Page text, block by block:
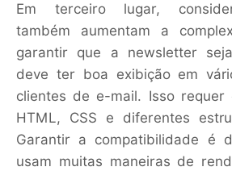
Em terceiro lugar,
também aumentam a
garantir que a newsletter
deve ter boa exibição em
clientes de e-mail. Isso requer
HTML, CSS e diferentes
Garantir a compatibilidade é
usam muitas maneiras de